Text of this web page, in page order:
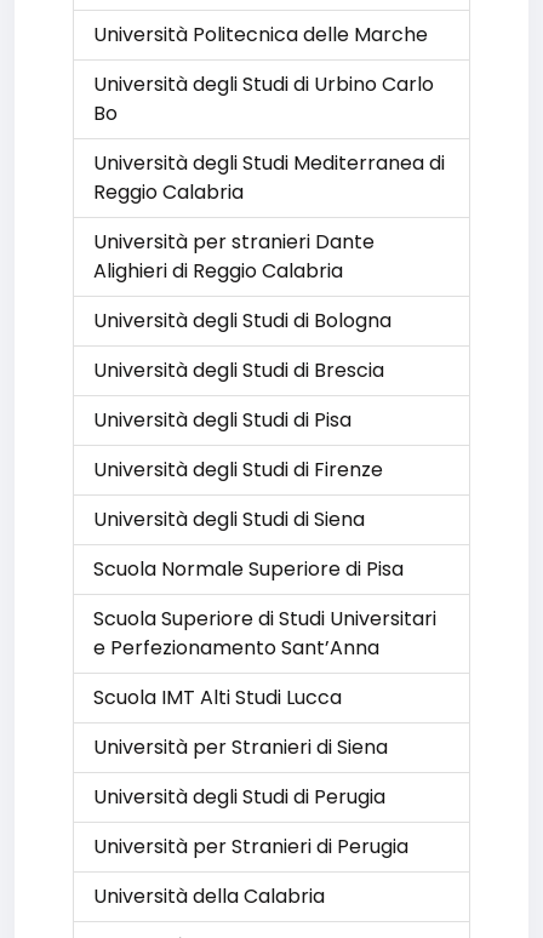
Università Politecnica delle Marche
Università degli Studi di Urbino Carlo
Bo
Università degli Studi Mediterranea di
Reggio Calabria
Università per stranieri Dante
Alighieri di Reggio Calabria
Università degli Studi di Bologna
Università degli Studi di Brescia
Università degli Studi di Pisa
Università degli Studi di Firenze
Università degli Studi di Siena
Scuola Normale Superiore di Pisa
Scuola Superiore di Studi Universitari
e Perfezionamento Sant’Anna
Scuola IMT Alti Studi Lucca
Università per Stranieri di Siena
Università degli Studi di Perugia
Università per Stranieri di Perugia
Università della Calabria